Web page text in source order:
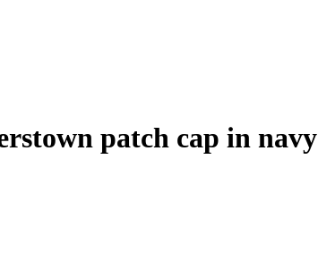
patch cap in navy